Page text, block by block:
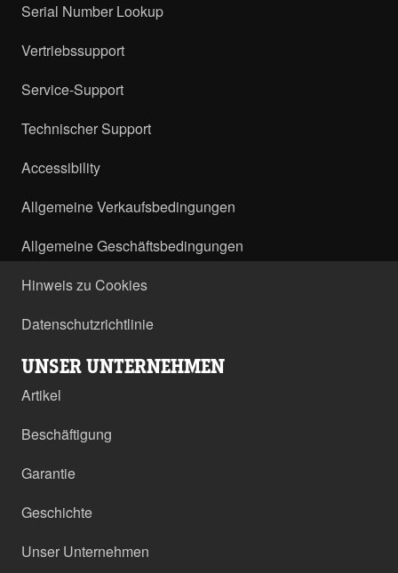
Serial Number Lookup
Vertriebssupport
Service-Support
Technischer Support
Accessibility
Allgemeine Verkaufsbedingungen
Allgemeine Geschäftsbedingungen
Hinweis zu Cookies
Datenschutzrichtlinie
UNSER UNTERNEHMEN
Artikel
Beschäftigung
Garantie
Geschichte
Unser Unternehmen